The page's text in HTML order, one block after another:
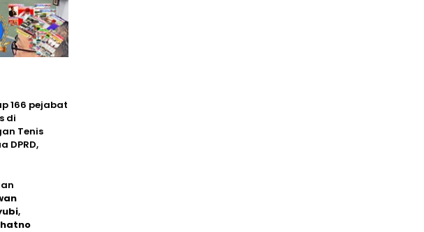
166 pejabat
di
Tenis
DPRD,
,